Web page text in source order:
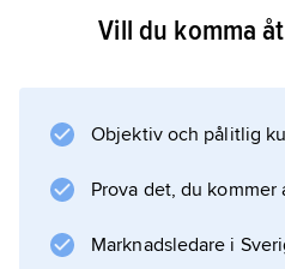
J.N. Brønsted Memorial
Vill du komma
Objektiv och pålitlig
Prova det, du kommer
Marknadsledare i